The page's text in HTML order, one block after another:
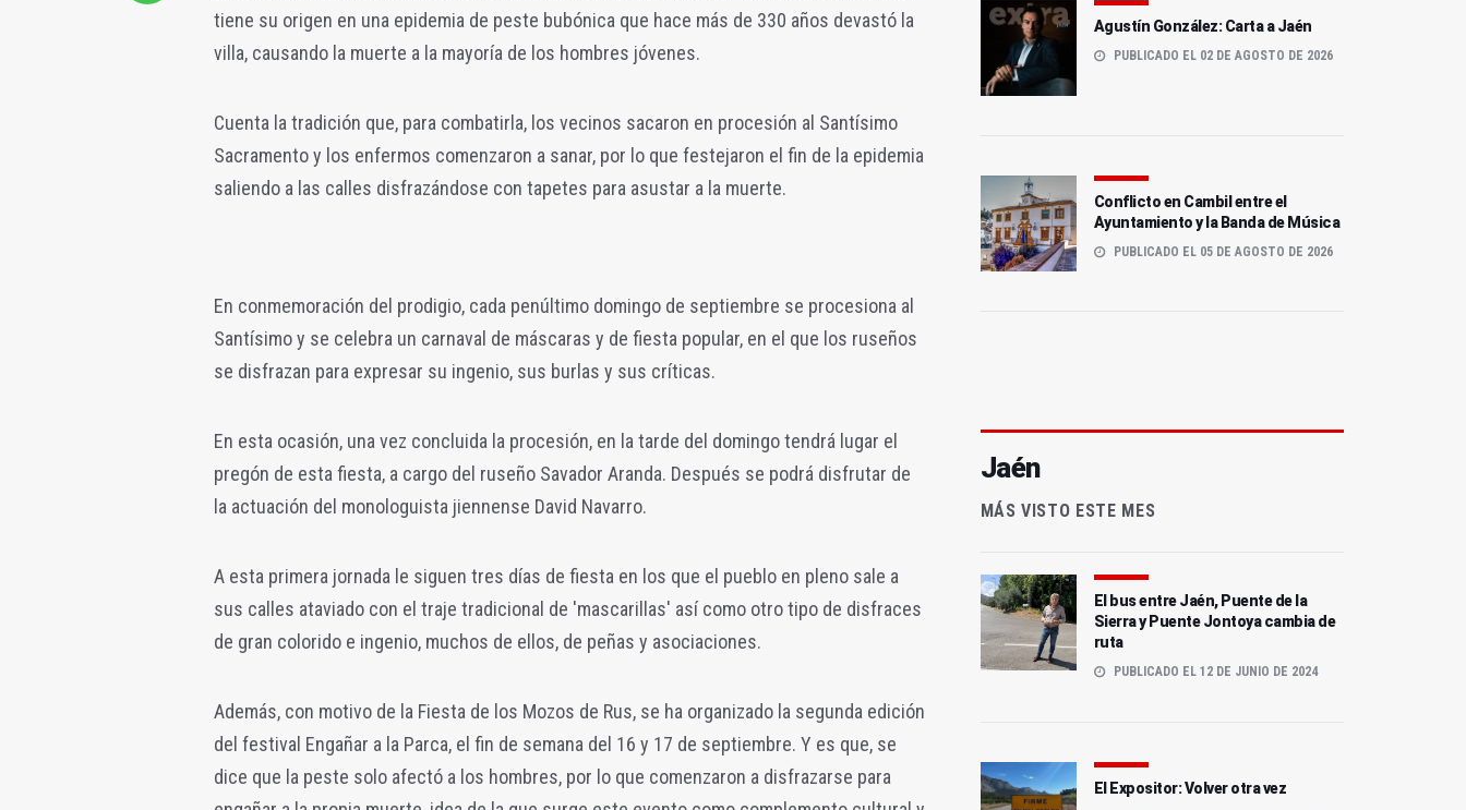
tiene su origen en una epidemia de peste bubónica que hace más de 330 años devastó la
villa, causando la muerte a la mayoría de los hombres jóvenes.
Cuenta la tradición que, para combatirla, los vecinos sacaron en procesión al Santísimo
Sacramento y los enfermos comenzaron a sanar, por lo que festejaron el fin de la epidemia
saliendo a las calles disfrazándose con tapetes para asustar a la muerte.
En conmemoración del prodigio, cada penúltimo domingo de septiembre se procesiona al
Santísimo y se celebra un carnaval de máscaras y de fiesta popular, en el que los ruseños
se disfrazan para expresar su ingenio, sus burlas y sus críticas.
En esta ocasión, una vez concluida la procesión, en la tarde del domingo tendrá lugar el
pregón de esta fiesta, a cargo del ruseño Savador Aranda. Después se podrá disfrutar de
la actuación del monologuista jiennense David Navarro.
A esta primera jornada le siguen tres días de fiesta en los que el pueblo en pleno sale a
sus calles ataviado con el traje tradicional de 'mascarillas' así como otro tipo de disfraces
de gran colorido e ingenio, muchos de ellos, de peñas y asociaciones.
Además, con motivo de la Fiesta de los Mozos de Rus, se ha organizado la segunda edición
del festival Engañar a la Parca, el fin de semana del 16 y 17 de septiembre. Y es que, se
dice que la peste solo afectó a los hombres, por lo que comenzaron a disfrazarse para
Agustín González: Carta a Jaén
PUBLICADO EL 02 DE AGOSTO DE 2026
Conflicto en Cambil entre el
Ayuntamiento y la Banda de Música
PUBLICADO EL 05 DE AGOSTO DE 2026
Jaén
MÁS VISTO ESTE MES
El bus entre Jaén, Puente de la
Sierra y Puente Jontoya cambia de
ruta
PUBLICADO EL 12 DE JUNIO DE 2024
El Expositor: Volver otra vez